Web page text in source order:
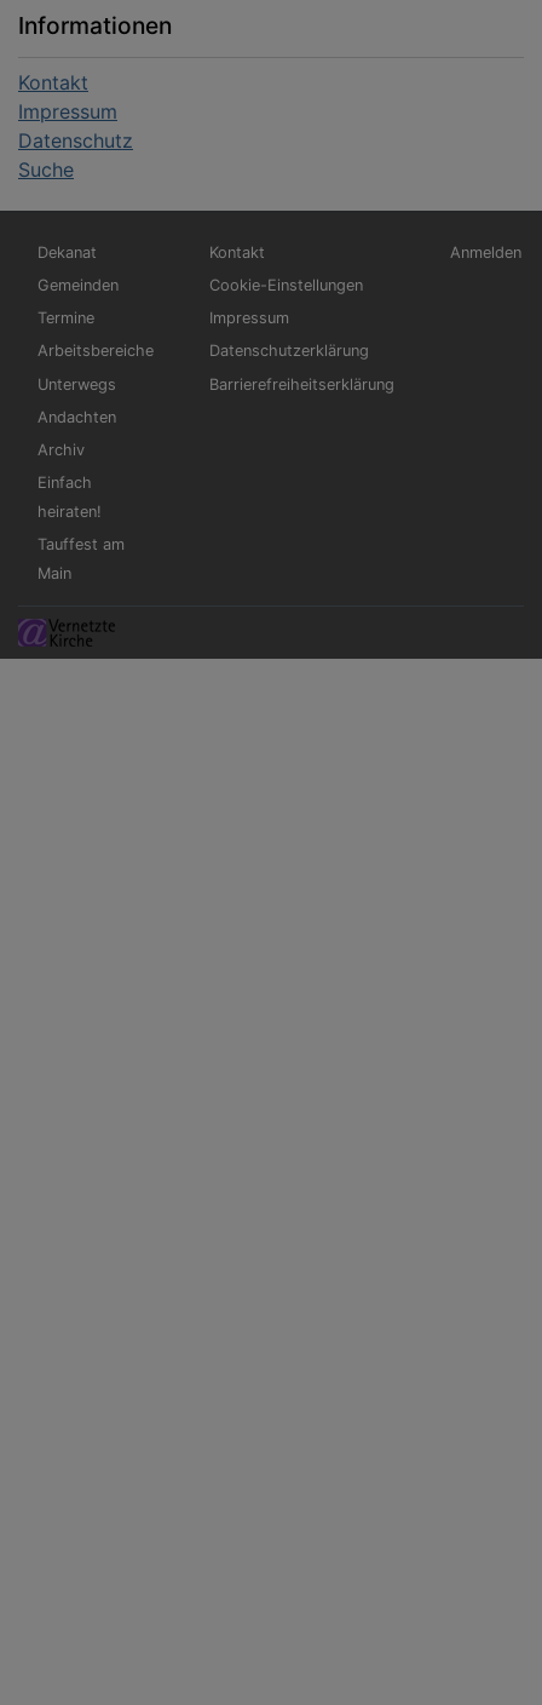
Informationen
Kontakt
Impressum
Datenschutz
Suche
Hauptnavigation
Dekanat
Gemeinden
Termine
Arbeitsbereiche
Unterwegs
Andachten
Archiv
Einfach
heiraten!
Tauffest am
Main
Fußbereichsmenü
Kontakt
Cookie-Einstellungen
Impressum
Datenschutzerklärung
Barrierefreiheitserklärung
Anmelden